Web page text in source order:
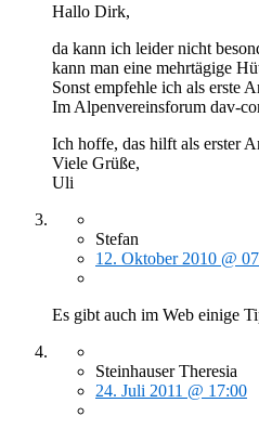
Hallo Dirk,
da kann ich leider nicht
kann man eine mehrtägige
Sonst empfehle ich als erste
Im Alpenvereinsforum dav-
Ich hoffe, das hilft als erster
Viele Grüße,
Uli
Stefan
12. Oktober 2010 @
Es gibt auch im Web einige
Steinhauser Theresia
24. Juli 2011 @ 17:00